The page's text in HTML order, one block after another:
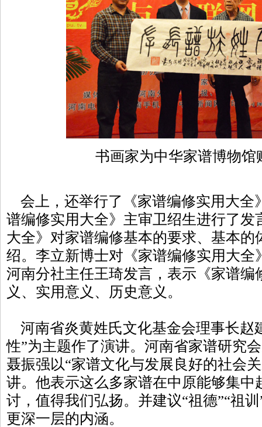
书画家为中华家谱博物馆
会上，还举行了《家谱编修实用大全
谱编修实用大全》主审卫绍生进行了发
大全》对家谱编修基本的要求、基本的
绍。李立新博士对《家谱编修实用大全
河南分社主任王琦发言，表示《家谱编
义、实用意义、历史意义。
河南省炎黄姓氏文化基金会理事长赵
性”为主题作了演讲。河南省家谱研究
聂振强以“家谱文化与发展良好的社会
讲。他表示这么多家谱在中原能够集中
讨，值得我们弘扬。并建议“祖德”“祖
更深一层的内涵。